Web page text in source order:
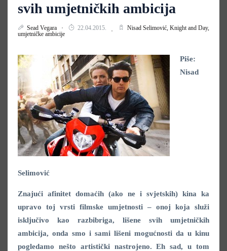
svih umjetničkih ambicija
Sead Vegara 22.04.2015. Nisad Selimović, Knight and Day,
umjetničke ambicije
Piše:
Nisad
Selimović
Znajući afinitet domaćih (ako ne i svjetskih) kina ka
upravo toj vrsti filmske umjetnosti – onoj koja služi
isključivo kao razbibriga, lišene svih umjetničkih
ambicija, onda smo i sami lišeni mogućnosti da u kinu
pogledamo nešto artistički nastrojeno. Eh sad, u tom